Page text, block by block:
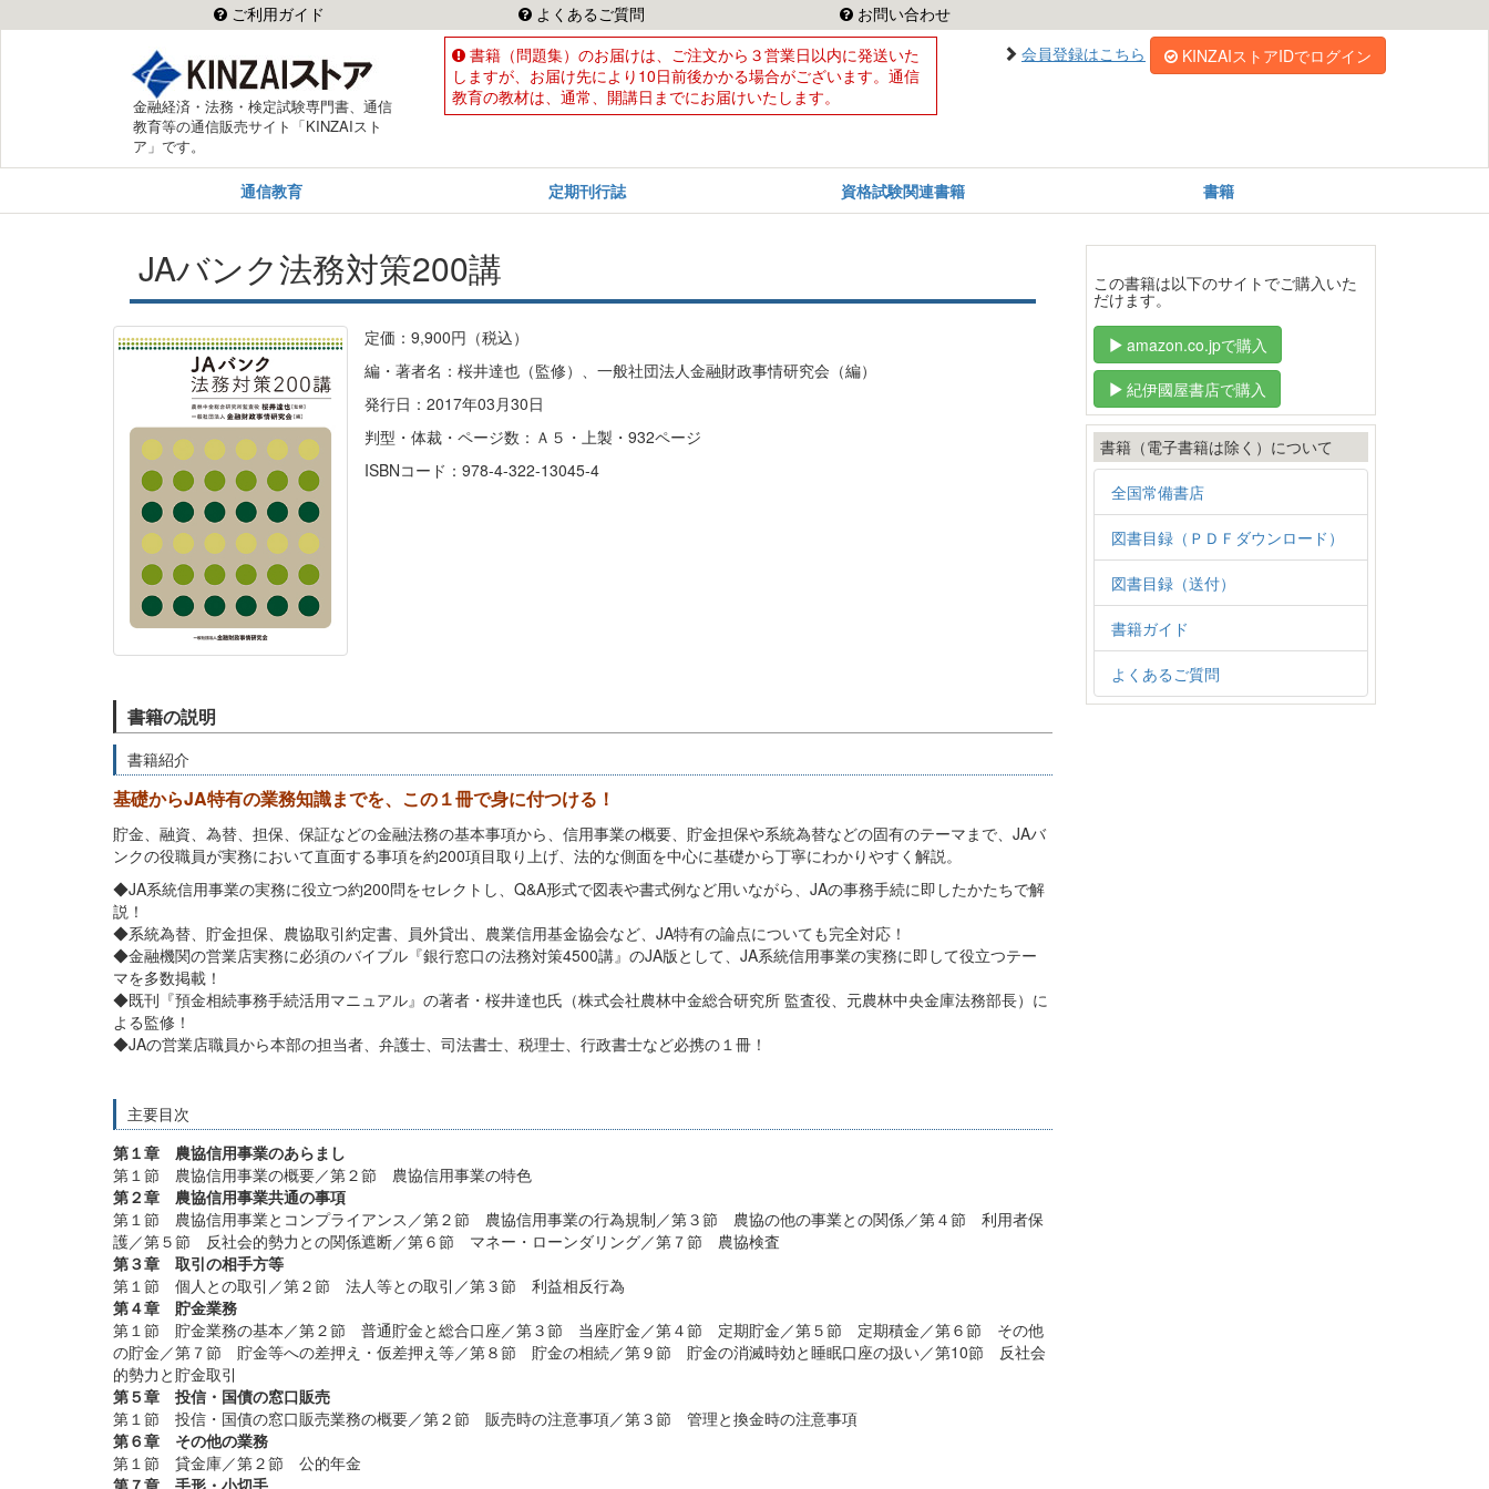
ご利用ガイド よくあるご質問 お問い合わせ
金融経済・法務・検定試験専門書、通信
教育等の通信販売サイト「KINZAIスト
ア」です。
書籍（問題集）のお届けは、ご注文から３営業日以内に発送いた
しますが、お届け先により10日前後かかる場合がございます。通信
教育の教材は、通常、開講日までにお届けいたします。
会員登録はこちら KINZAIストアIDでログイン
通信教育 定期刊行誌 資格試験関連書籍 書籍
JAバンク法務対策200講
定価：9,900円（税込）
編・著者名：桜井達也（監修）、一般社団法人金融財政事情研究会（編）
発行日：2017年03月30日
判型・体裁・ページ数：Ａ５・上製・932ページ
ISBNコード：978-4-322-13045-4
書籍の説明
書籍紹介
基礎からJA特有の業務知識までを、この１冊で身に付つける！
貯金、融資、為替、担保、保証などの金融法務の基本事項から、信用事業の概要、貯金担保や系統為替などの固有のテーマまで、JAバ
ンクの役職員が実務において直面する事項を約200項目取り上げ、法的な側面を中心に基礎から丁寧にわかりやすく解説。
◆JA系統信用事業の実務に役立つ約200問をセレクトし、Q&A形式で図表や書式例など用いながら、JAの事務手続に即したかたちで解
説！
◆系統為替、貯金担保、農協取引約定書、員外貸出、農業信用基金協会など、JA特有の論点についても完全対応！
◆金融機関の営業店実務に必須のバイブル『銀行窓口の法務対策4500講』のJA版として、JA系統信用事業の実務に即して役立つテー
マを多数掲載！
◆既刊『預金相続事務手続活用マニュアル』の著者・桜井達也氏（株式会社農林中金総合研究所 監査役、元農林中央金庫法務部長）に
よる監修！
◆JAの営業店職員から本部の担当者、弁護士、司法書士、税理士、行政書士など必携の１冊！
主要目次
第１章 農協信用事業のあらまし
第１節 農協信用事業の概要／第２節 農協信用事業の特色
第２章 農協信用事業共通の事項
第１節 農協信用事業とコンプライアンス／第２節 農協信用事業の行為規制／第３節 農協の他の事業との関係／第４節 利用者保
護／第５節 反社会的勢力との関係遮断／第６節 マネー・ローンダリング／第７節 農協検査
第３章 取引の相手方等
第１節 個人との取引／第２節 法人等との取引／第３節 利益相反行為
第４章 貯金業務
第１節 貯金業務の基本／第２節 普通貯金と総合口座／第３節 当座貯金／第４節 定期貯金／第５節 定期積金／第６節 その他
の貯金／第７節 貯金等への差押え・仮差押え等／第８節 貯金の相続／第９節 貯金の消滅時効と睡眠口座の扱い／第10節 反社会
的勢力と貯金取引
第５章 投信・国債の窓口販売
第１節 投信・国債の窓口販売業務の概要／第２節 販売時の注意事項／第３節 管理と換金時の注意事項
第６章 その他の業務
第１節 貸金庫／第２節 公的年金
この書籍は以下のサイトでご購入いた
だけます。
amazon.co.jpで購入
紀伊國屋書店で購入
書籍（電子書籍は除く）について
全国常備書店
図書目録（ＰＤＦダウンロード）
図書目録（送付）
書籍ガイド
よくあるご質問